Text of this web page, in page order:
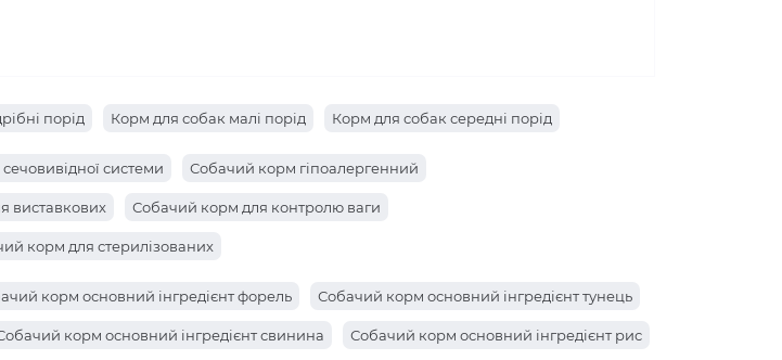
порід Корм для собак малі порід Корм для собак середні порід
системи Собачий корм гіпоалергенний
виставкових Собачий корм для контролю ваги
корм для стерилізованих
корм основний інгредієнт форель Собачий корм основний інгредієнт тунець
корм основний інгредієнт свинина Собачий корм основний інгредієнт рис